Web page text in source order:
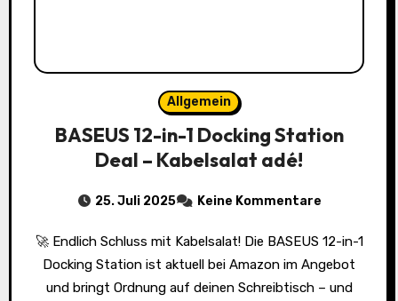
Allgemein
BASEUS 12-in-1 Docking Station
Deal – Kabelsalat adé!
25. Juli 2025 Keine Kommentare
🚀 Endlich Schluss mit Kabelsalat! Die BASEUS 12-in-1
Docking Station ist aktuell bei Amazon im Angebot
und bringt Ordnung auf deinen Schreibtisch – und